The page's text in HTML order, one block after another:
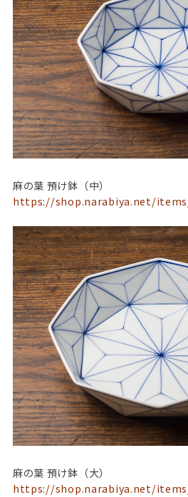
麻の葉 預け鉢（中）
https://shop.narabiya.net/
麻の葉 預け鉢（大）
https://shop.narabiya.net/